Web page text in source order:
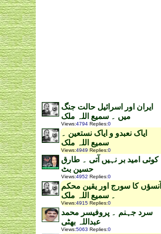
ایران اور اسرائیل حالت جنگ
میں ۔ سمیع اللہ ملک
Views:4794 Replies:0
ایاک نعبدو و ایاک نستعین ۔
سمیع اللہ ملک
Views:4949 Replies:0
کوئی امید بر نہیں آتی ۔ طارق
حسین بٹ
Views:4952 Replies:0
آنسؤں کا سورج اور یقین محکم
۔ سمیع اللہ ملک
Views:4915 Replies:0
سرد جہنم ۔ پروفیسر محمد
عبداللہ بھٹی
Views:5063 Replies:0